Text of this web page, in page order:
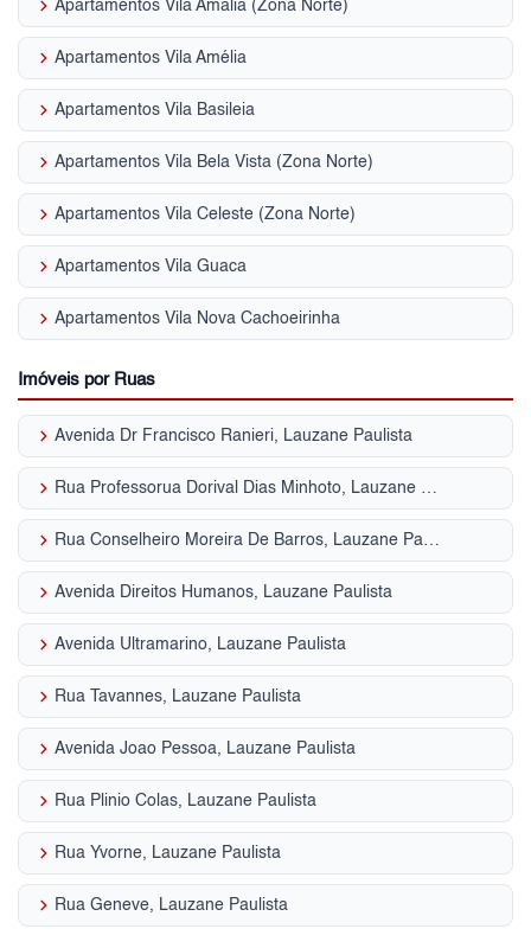
keyboard_arrow_right Apartamentos Vila Amália (Zona Norte)
keyboard_arrow_right Apartamentos Vila Amélia
keyboard_arrow_right Apartamentos Vila Basileia
keyboard_arrow_right Apartamentos Vila Bela Vista (Zona Norte)
keyboard_arrow_right Apartamentos Vila Celeste (Zona Norte)
keyboard_arrow_right Apartamentos Vila Guaca
keyboard_arrow_right Apartamentos Vila Nova Cachoeirinha
Imóveis por Ruas
keyboard_arrow_right Avenida Dr Francisco Ranieri, Lauzane Paulista
keyboard_arrow_right Rua Professorua Dorival Dias Minhoto, Lauzane Paulista
keyboard_arrow_right Rua Conselheiro Moreira De Barros, Lauzane Paulista
keyboard_arrow_right Avenida Direitos Humanos, Lauzane Paulista
keyboard_arrow_right Avenida Ultramarino, Lauzane Paulista
keyboard_arrow_right Rua Tavannes, Lauzane Paulista
keyboard_arrow_right Avenida Joao Pessoa, Lauzane Paulista
keyboard_arrow_right Rua Plinio Colas, Lauzane Paulista
keyboard_arrow_right Rua Yvorne, Lauzane Paulista
keyboard_arrow_right Rua Geneve, Lauzane Paulista